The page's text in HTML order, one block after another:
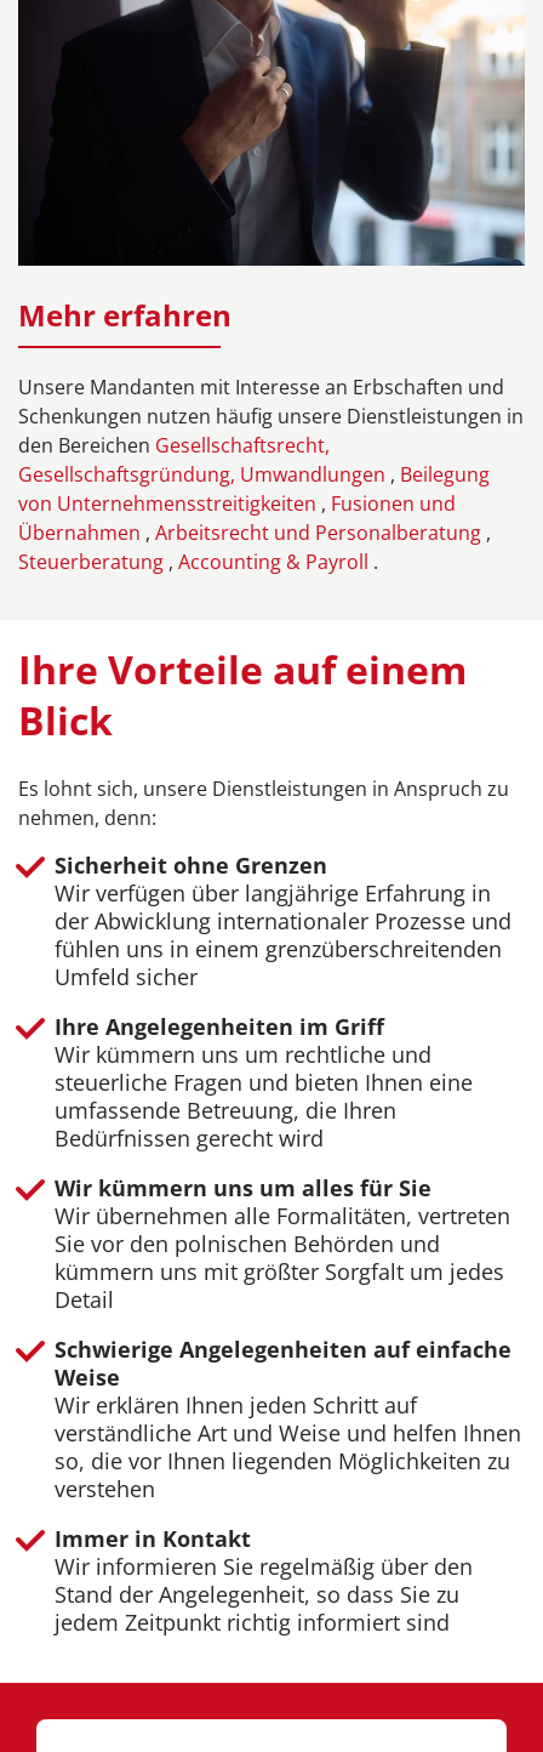
Mehr erfahren
Unsere Mandanten mit Interesse an Erbschaften und
Schenkungen nutzen häufig unsere Dienstleistungen in
den Bereichen Gesellschaftsrecht,
Gesellschaftsgründung, Umwandlungen , Beilegung
von Unternehmensstreitigkeiten , Fusionen und
Übernahmen , Arbeitsrecht und Personalberatung ,
Steuerberatung , Accounting & Payroll .
Ihre Vorteile auf einem
Blick
Es lohnt sich, unsere Dienstleistungen in Anspruch zu
nehmen, denn:
Sicherheit ohne Grenzen
Wir verfügen über langjährige Erfahrung in
der Abwicklung internationaler Prozesse und
fühlen uns in einem grenzüberschreitenden
Umfeld sicher
Ihre Angelegenheiten im Griff
Wir kümmern uns um rechtliche und
steuerliche Fragen und bieten Ihnen eine
umfassende Betreuung, die Ihren
Bedürfnissen gerecht wird
Wir kümmern uns um alles für Sie
Wir übernehmen alle Formalitäten, vertreten
Sie vor den polnischen Behörden und
kümmern uns mit größter Sorgfalt um jedes
Detail
Schwierige Angelegenheiten auf einfache
Weise
Wir erklären Ihnen jeden Schritt auf
verständliche Art und Weise und helfen Ihnen
so, die vor Ihnen liegenden Möglichkeiten zu
verstehen
Immer in Kontakt
Wir informieren Sie regelmäßig über den
Stand der Angelegenheit, so dass Sie zu
jedem Zeitpunkt richtig informiert sind